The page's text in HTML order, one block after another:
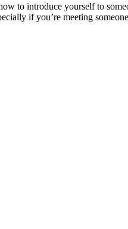
to introduce yourself to
if you’re meeting